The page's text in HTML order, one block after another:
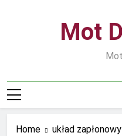
Mot
Home układ zapłonowy